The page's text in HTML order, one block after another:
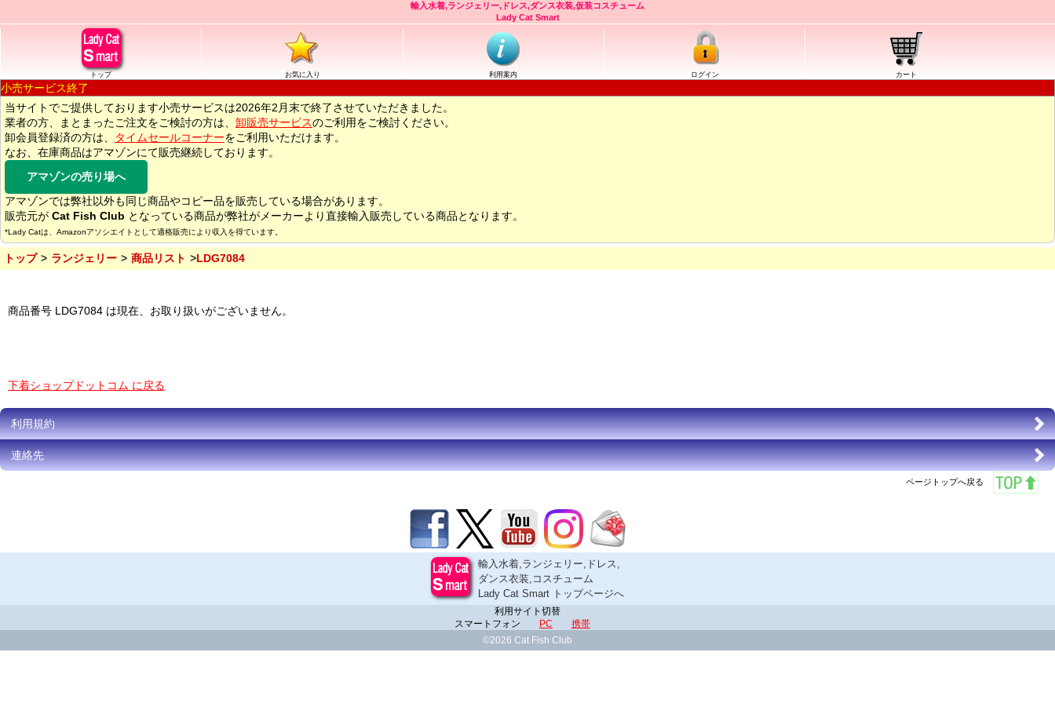
輸入水着,ランジェリー,ドレス,ダンス衣装,仮装コスチューム
Lady Cat Smart
トップ お気に入り 利用案内 ログイン カート
小売サービス終了
当サイトでご提供しております小売サービスは2026年2月末で終了させていただきました。
業者の方、まとまったご注文をご検討の方は、 卸販売サービスのご利用をご検討ください。
卸会員登録済の方は、
タイムセールコーナーをご利用いただけます。
なお、在庫商品はアマゾンにて販売継続しております。
アマゾンの売り場へ
アマゾンでは弊社以外も同じ商品やコピー品を販売している場合があります。
販売元が Cat Fish Club となっている商品が弊社がメーカーより直接輸入販売している商品となります。
*Lady Catは、Amazonアソシエイトとして適格販売により収入を得ています。
トップ ランジェリー 商品リスト LDG7084
商品番号 LDG7084 は現在、お取り扱いがございません。
下着ショップドットコム に戻る
利用規約
連絡先
ページトップへ戻る
輸入水着,ランジェリー,ドレス,
ダンス衣装,コスチューム
Lady Cat Smart トップページへ
利用サイト切替
スマートフォン
PC
携帯
©2026 Cat Fish Club